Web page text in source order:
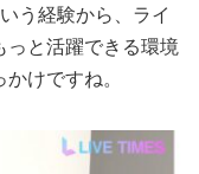
う経験から、ライ
っと活躍できる環境
けですね。